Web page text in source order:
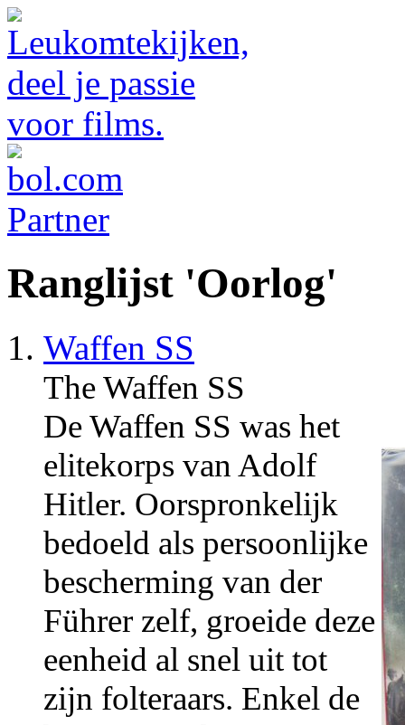
Ranglijst 'Oorlog'
Waffen SS
The Waffen SS
De Waffen SS was het
elitekorps van Adolf
Hitler. Oorspronkelijk
bedoeld als persoonlijke
bescherming van der
Führer zelf, groeide deze
eenheid al snel uit tot
zijn folteraars. Enkel de